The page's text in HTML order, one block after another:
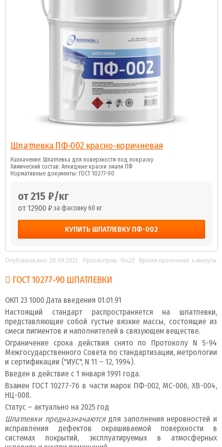
Шпатлевка ПФ-002 красно-коричневая
Назначение: Шпатлевка для поверхности под покраску
Химический состав: Алкидные краски эмали ПФ
Нормативные документы: ГОСТ 10277-90
от 215 ₽/кг
от 12900 ₽за фасовку 60 кг
КУПИТЬ ШПАТЛЕВКУ ПФ-002
Опубликовано: 26.09.2025 Просмотров: 10422 Время прочтения: 4 минуты
ГОСТ 10277-90 ШПАТЛЕВКИ
ОКП 23 1000 Дата введения 01.01.91
Настоящий стандарт распространяется на шпатлевки,
представляющие собой густые вязкие массы, состоящие из
смеси пигментов и наполнителей в связующем веществе.
Ограничение срока действия снято по Протоколу N 5-94
Межгосударственного Совета по стандартизации, метрологии
и сертификации ("ИУС", N 11 – 12, 1994).
Введен в действие с 1 января 1991 года.
Взамен ГОСТ 10277-76 в части марок ПФ-002, МС-006, ХВ-004,
НЦ-008.
Статус – актуально на 2025 год
Шпатлевки предназначаютсядля заполнения неровностей и
исправления дефектов окрашиваемой поверхности в
системах покрытий, эксплуатируемых в атмосферных